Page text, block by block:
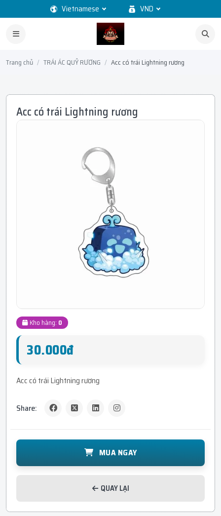
Vietnamese VND
Trang chủ TRÁI ÁC QUỶ RƯƠNG Acc có trái Lightning rương
Acc có trái Lightning rương
Kho hàng: 0
30.000đ
Acc có trái Lightning rương
Share:
MUA NGAY
QUAY LẠI